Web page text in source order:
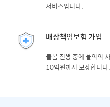
서비스입니다.
배상책임보험 가입
돌봄 진행 중에 불의의
10억원까지 보장합니다.